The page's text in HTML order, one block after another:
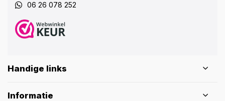
06 26 078 252
Handige links
Informatie